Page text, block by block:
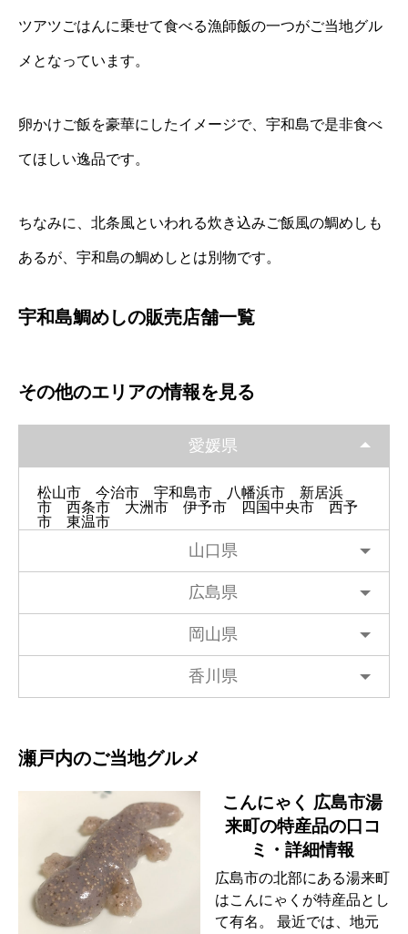
ツアツごはんに乗せて食べる漁師飯の一つがご当地グル
メとなっています。
卵かけご飯を豪華にしたイメージで、宇和島で是非食べ
てほしい逸品です。
ちなみに、北条風といわれる炊き込みご飯風の鯛めしも
あるが、宇和島の鯛めしとは別物です。
宇和島鯛めしの販売店舗一覧
その他のエリアの情報を見る
愛媛県
松山市 今治市 宇和島市 八幡浜市
新居浜
市
西条市 大洲市 伊予市 四国中央市
西予
市
東温市
山口県
広島県
岡山県
香川県
瀬戸内のご当地グルメ
こんにゃく 広島市湯
来町の特産品の口コ
ミ・詳細情報
広島市の北部にある湯来町
はこんにゃくが特産品とし
て有名。 最近では、地元